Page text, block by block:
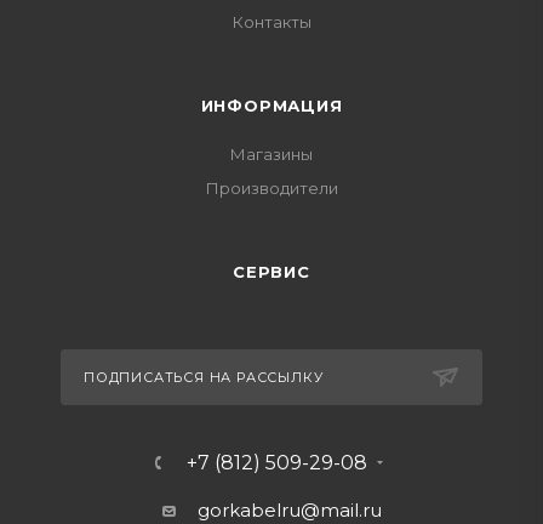
Контакты
ИНФОРМАЦИЯ
Магазины
Производители
СЕРВИС
ПОДПИСАТЬСЯ НА РАССЫЛКУ
+7 (812) 509-29-08
gorkabelru@mail.ru